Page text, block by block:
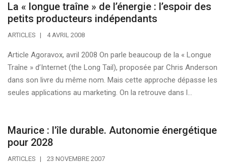
La « longue traîne » de l’énergie : l’espoir des
petits producteurs indépendants
ARTICLES 4 AVRIL 2008
Article Agoravox, avril 2008 On parle beaucoup de la « Longue
Traîne » d’Internet (the Long Tail), proposée par Chris Anderson
dans son livre du même nom. Mais cette approche dépasse les
seules applications au marketing. On la retrouve dans l...
Maurice : l'île durable. Autonomie énergétique
pour 2028
ARTICLES 23 NOVEMBRE 2007